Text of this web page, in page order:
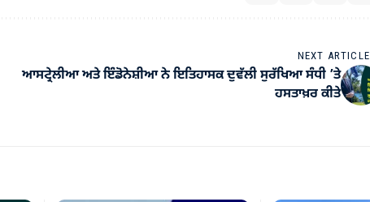
NEXT ARTICLE
ਆਸਟ੍ਰੇਲੀਆ ਅਤੇ ਇੰਡੋਨੇਸ਼ੀਆ ਨੇ ਇਤਿਹਾਸਕ ਦੁਵੱਲੀ ਸੁਰੱਖਿਆ ਸੰਧੀ ’ਤੇ
ਹਸਤਾਖ਼ਰ ਕੀਤੇ